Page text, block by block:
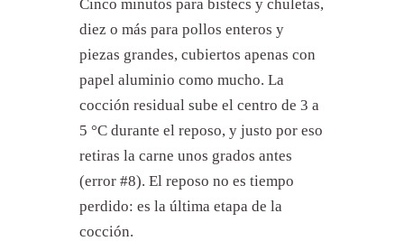
Cinco minutos para bistecs y chuletas,
diez o más para pollos enteros y
piezas grandes, cubiertos apenas con
papel aluminio como mucho. La
cocción residual sube el centro de 3 a
5 °C durante el reposo, y justo por eso
retiras la carne unos grados antes
(error #8). El reposo no es tiempo
perdido: es la última etapa de la
cocción.